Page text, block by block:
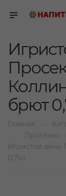
брют
Главная
Просекко
Игристое
0,75л